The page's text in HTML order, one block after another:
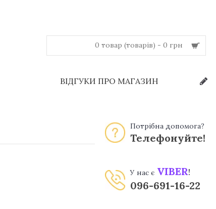
0 товар (товарів) - 0 грн
ВІДГУКИ ПРО МАГАЗИН
Потрібна допомога?
Телефонуйте!
У нас є VIBER!
096-691-16-22